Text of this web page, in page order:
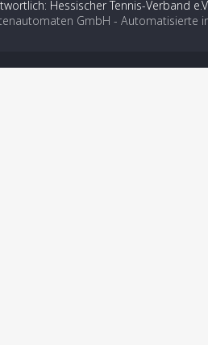
Hessischer Tennis-Verband
GmbH - Automatisierte